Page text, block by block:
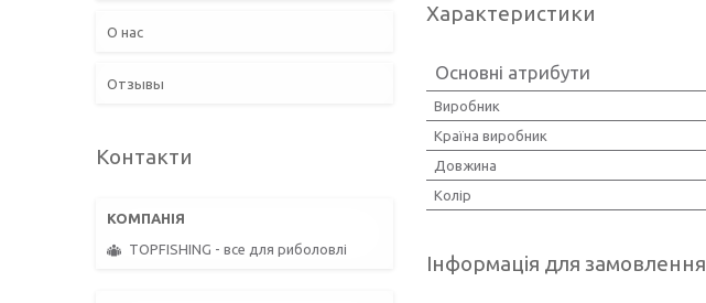
Характеристики
Основні атрибути
Виробник
Країна виробник
Довжина
Колір
Інформація для замовлення
О нас
Отзывы
Контакти
TOPFISHING - все для риболовлі